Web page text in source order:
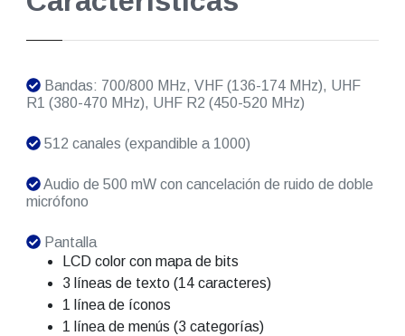
Bandas: 700/800 MHz, VHF (136-174 MHz), UHF
R1 (380-470 MHz), UHF R2 (450-520 MHz)
512 canales (expandible a 1000)
Audio de 500 mW con cancelación de ruido de doble
micrófono
Pantalla
LCD color con mapa de bits
3 líneas de texto (14 caracteres)
1 línea de íconos
1 línea de menús (3 categorías)